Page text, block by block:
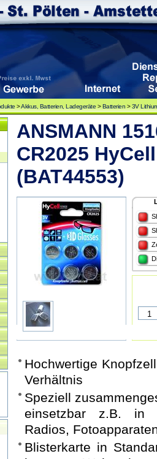
>Akkus, Batterien, Ladegeräte >Batterien >3V
ANSMANN
CR2025
(BAT44553)
Hochwertige
Verhältnis
Speziell
einsetzbar z.B. in
Radios,
Blisterkarte in